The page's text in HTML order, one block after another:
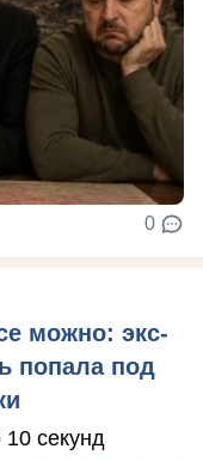
0
можно: экс-
попала под
секунд